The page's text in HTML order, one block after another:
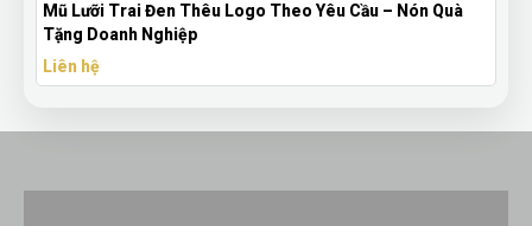
Bút Bi Mực Gel Thiên Long Có Nắp Đậy - Bút Bi In Logo
Theo Yêu Cầu
Liên hệ